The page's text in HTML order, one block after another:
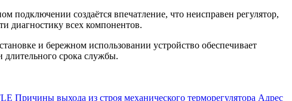
создаётся впечатление, что неисправен регулятор,
диагностику всех компонентов.
и бережном использовании устройство обеспечивает
длительного срока службы.
Причины выхода из строя механического терморегулятора Адрес